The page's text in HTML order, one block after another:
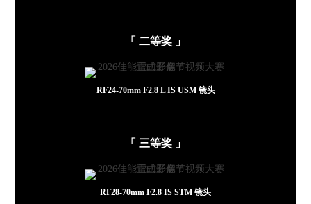
「 二等奖 」
RF24-70mm F2.8 L IS USM 镜头
「 三等奖 」
RF28-70mm F2.8 IS STM 镜头